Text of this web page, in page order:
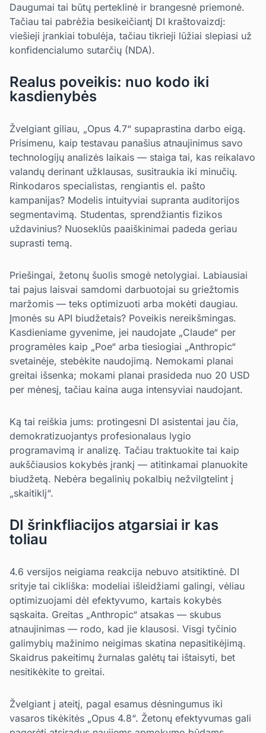
Daugumai tai būtų perteklinė ir brangesnė priemonė.
Tačiau tai pabrėžia besikeičiantį DI kraštovaizdį:
viešieji įrankiai tobulėja, tačiau tikrieji lūžiai slepiasi už
konfidencialumo sutarčių (NDA).
Realus poveikis: nuo kodo iki
kasdienybės
Žvelgiant giliau, „Opus 4.7“ supaprastina darbo eigą.
Prisimenu, kaip testavau panašius atnaujinimus savo
technologijų analizės laikais — staiga tai, kas reikalavo
valandų derinant užklausas, susitraukia iki minučių.
Rinkodaros specialistas, rengiantis el. pašto
kampanijas? Modelis intuityviai supranta auditorijos
segmentavimą. Studentas, sprendžiantis fizikos
uždavinius? Nuoseklūs paaiškinimai padeda geriau
suprasti temą.
Priešingai, žetonų šuolis smogė netolygiai. Labiausiai
tai pajus laisvai samdomi darbuotojai su griežtomis
maržomis — teks optimizuoti arba mokėti daugiau.
Įmonės su API biudžetais? Poveikis nereikšmingas.
Kasdieniame gyvenime, jei naudojate „Claude“ per
programėles kaip „Poe“ arba tiesiogiai „Anthropic“
svetainėje, stebėkite naudojimą. Nemokami planai
greitai išsenka; mokami planai prasideda nuo 20 USD
per mėnesį, tačiau kaina auga intensyviai naudojant.
Ką tai reiškia jums: protingesni DI asistentai jau čia,
demokratizuojantys profesionalaus lygio
programavimą ir analizę. Tačiau traktuokite tai kaip
aukščiausios kokybės įrankį — atitinkamai planuokite
biudžetą. Nebėra begalinių pokalbių nežvilgtelint į
„skaitiklį“.
DI šrinkfliacijos atgarsiai ir kas
toliau
4.6 versijos neigiama reakcija nebuvo atsitiktinė. DI
srityje tai cikliška: modeliai išleidžiami galingi, vėliau
optimizuojami dėl efektyvumo, kartais kokybės
sąskaita. Greitas „Anthropic“ atsakas — skubus
atnaujinimas — rodo, kad jie klausosi. Visgi tyčinio
galimybių mažinimo neigimas skatina nepasitikėjimą.
Skaidrus pakeitimų žurnalas galėtų tai ištaisyti, bet
nesitikėkite to greitai.
Žvelgiant į ateitį, pagal esamus dėsningumus iki
vasaros tikėkitės „Opus 4.8“. Žetonų efektyvumas gali